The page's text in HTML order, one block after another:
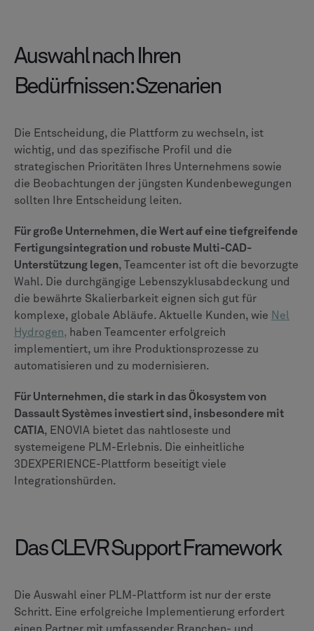
Offenheit für eine Multi-CAD-Welt.
Ihr nächster Schritt sollte darin bestehen, eine
gründliche interne Bewertung Ihrer funktionalen
langfristigen Vision durchzuführen. Arbeiten Sie mit
Implementierungspartnern zusammen, die Ihnen
fachkundige Beratung bieten und Ihnen helfen können,
die Komplexität einer PLM-Transformation zu
bewältigen.
Wenn Sie Teamcenter bevorzugen, ist CLEVR bereit,
Ihnen vom ersten Tag an dabei zu helfen, dass es
funktioniert.
Nehmen Sie Kontakt mit den Experten von
CLEVR auf
um Ihnen bei der Definition Ihrer PLM-
Strategie zu helfen und sicherzustellen, dass die von
Ihnen gewählte Plattform Ihren Bedürfnissen
entspricht, um Ihr Unternehmen voranzubringen.
Forschungsmethodik
Dieser Vergleich basiert auf einer umfassenden
Analyse der offiziellen Herstellerdokumentation,
unabhängiger Branchenberichte und aggregiertem
Nutzerfeedback von vertrauenswürdigen
und Benutzerrezensionen, um einen aktuellen und
genauen Überblick über beide PLM-